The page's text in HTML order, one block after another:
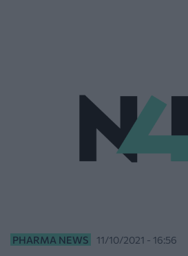
PHARMA NEWS 11/10/2021 - 16:56